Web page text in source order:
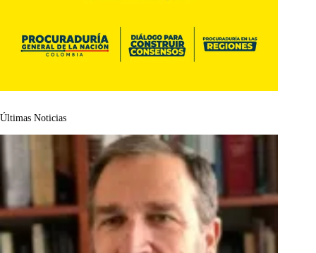
Últimas Noticias